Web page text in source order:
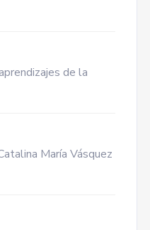
de la
María Vásquez